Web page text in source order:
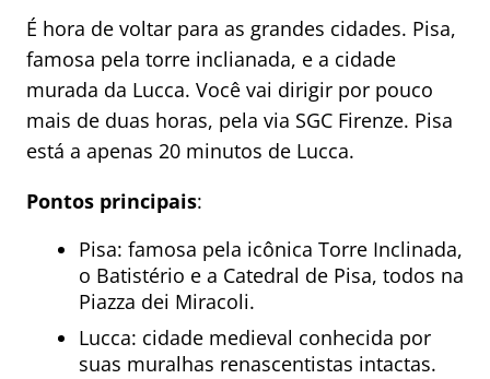
É hora de voltar para as grandes cidades. Pisa,
famosa pela torre inclianada, e a cidade
murada da Lucca. Você vai dirigir por pouco
mais de duas horas, pela via SGC Firenze. Pisa
está a apenas 20 minutos de Lucca.
Pontos principais:
Pisa: famosa pela icônica Torre Inclinada,
o Batistério e a Catedral de Pisa, todos na
Piazza dei Miracoli.
Lucca: cidade medieval conhecida por
suas muralhas renascentistas intactas.